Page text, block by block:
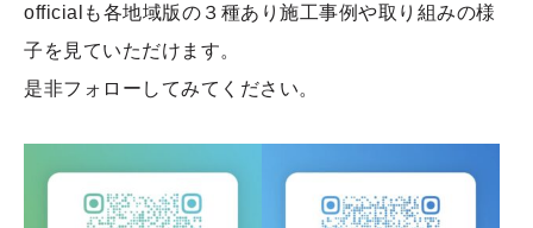
officialも各地域版の３種あり施工事例や取り組みの様
子を見ていただけます。
是非フォローしてみてください。